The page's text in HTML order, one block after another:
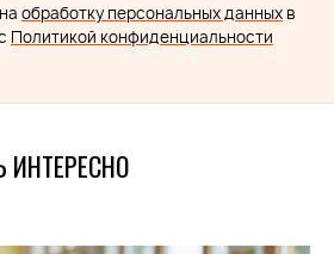
обработку персональных данных в
Политикой конфиденциальности